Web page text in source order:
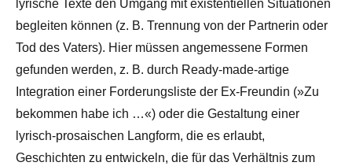
lyrische Texte den Umgang mit existentiellen Situationen
begleiten können (z. B. Trennung von der Partnerin oder
Tod des Vaters). Hier müssen angemessene Formen
gefunden werden, z. B. durch Ready-made-artige
Integration einer Forderungsliste der Ex-Freundin (»Zu
bekommen habe ich …«) oder die Gestaltung einer
lyrisch-prosaischen Langform, die es erlaubt,
Geschichten zu entwickeln, die für das Verhältnis zum